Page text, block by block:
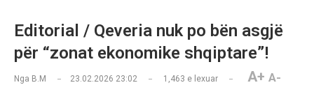
Editorial / Qeveria nuk po bën asgjë
për “zonat ekonomike shqiptare”!
Nga B.M 23.02.2026 23:02 1,463 e lexuar A+ A-